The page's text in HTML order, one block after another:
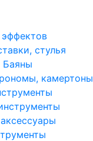
стулья
Баяны
камертоны